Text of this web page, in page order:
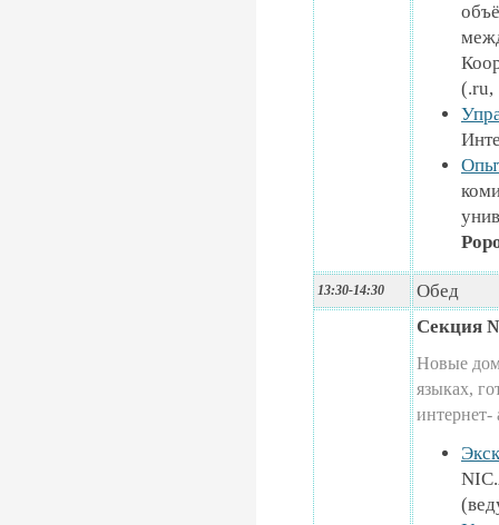
13:30-14:30 Обед
Секция
Новые
языках,
интернет-